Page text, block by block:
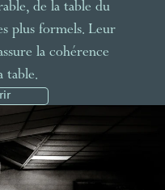
de la table du
plus formels. Leur
la cohérence
table.